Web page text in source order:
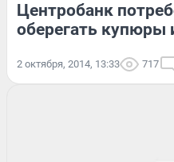
Центробанк
оберегать купюры
2 октября, 2014, 13:33 717